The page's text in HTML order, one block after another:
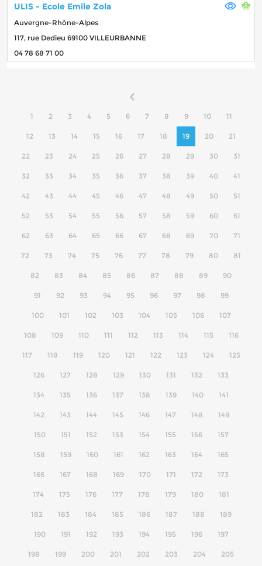
ULIS - Ecole Emile Zola
Auvergne-Rhône-Alpes
117, rue Dedieu 69100 VILLEURBANNE
04 78 68 71 00
1 2 3 4 5 6 7 8 9 10 11
12 13 14 15 16 17 18 19 20 21
22 23 24 25 26 27 28 29 30 31
32 33 34 35 36 37 38 39 40 41
42 43 44 45 46 47 48 49 50 51
52 53 54 55 56 57 58 59 60 61
62 63 64 65 66 67 68 69 70 71
72 73 74 75 76 77 78 79 80 81
82 83 84 85 86 87 88 89 90
91 92 93 94 95 96 97 98 99
100 101 102 103 104 105 106 107
108 109 110 111 112 113 114 115 116
117 118 119 120 121 122 123 124 125
126 127 128 129 130 131 132 133
134 135 136 137 138 139 140 141
142 143 144 145 146 147 148 149
150 151 152 153 154 155 156 157
158 159 160 161 162 163 164 165
166 167 168 169 170 171 172 173
174 175 176 177 178 179 180 181
182 183 184 185 186 187 188 189
190 191 192 193 194 195 196 197
198 199 200 201 202 203 204 205